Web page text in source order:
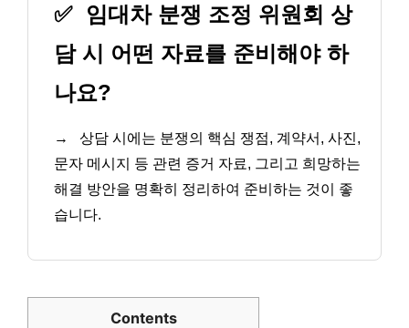
✅
임대차 분쟁 조정 위원회 상
담 시 어떤 자료를 준비해야 하
나요?
→
상담 시에는 분쟁의 핵심 쟁점, 계약서, 사진,
문자 메시지 등 관련 증거 자료, 그리고 희망하는
해결 방안을 명확히 정리하여 준비하는 것이 좋
습니다.
Contents